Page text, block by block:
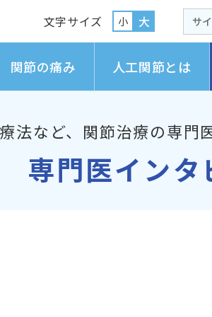
文字サイズ 小 大
関節の痛み 人工関節とは
法など、 関節治療の専門
専門医インタ